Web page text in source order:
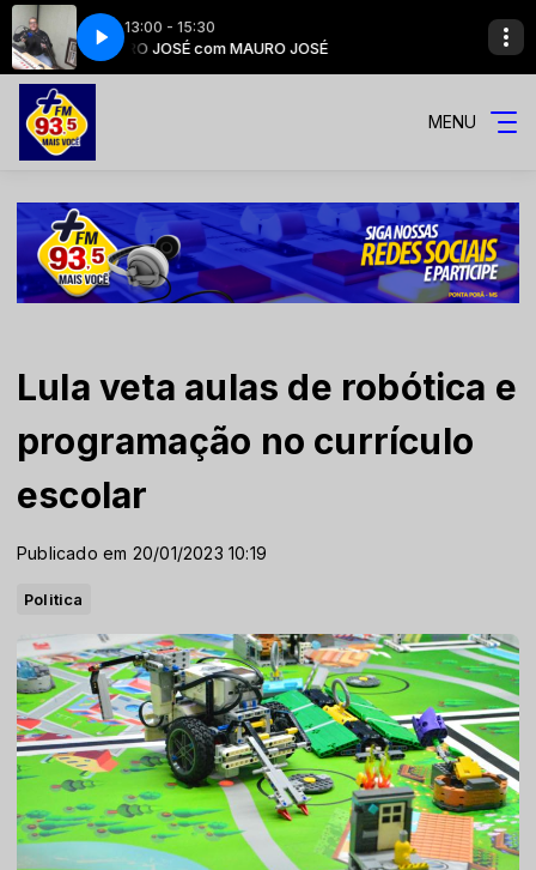
13:00 - 15:30
MAURO JOSÉ com MAURO JOSÉ MAURO
MENU
Lula veta aulas de robótica e
programação no currículo
escolar
Publicado em 20/01/2023 10:19
Politica